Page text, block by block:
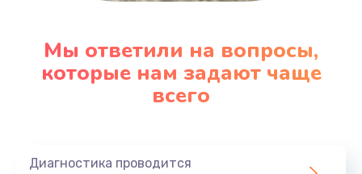
Мы ответили на вопросы,
которые нам задают чаще
всего
Диагностика проводится